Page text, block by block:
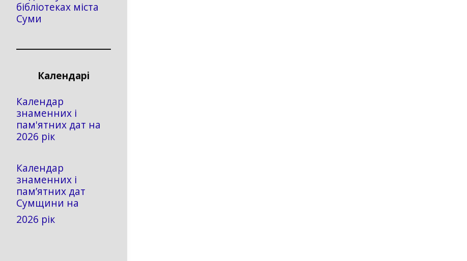
бібліотеках міста
Суми
Календарі
Календар
знаменних і
пам'ятних дат на
2026 рік
Календар
знаменних і
пам’ятних дат
Сумщини на
2026 рік